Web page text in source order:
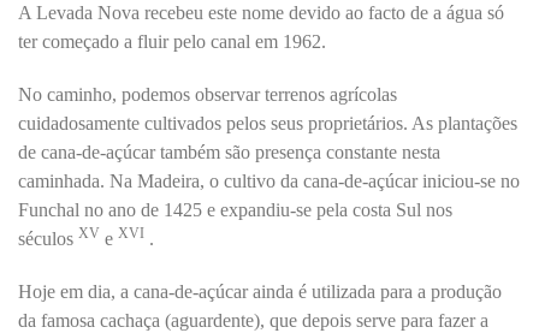
A Levada Nova recebeu este nome devido ao facto de a água só
ter começado a fluir pelo canal em 1962.
No caminho, podemos observar terrenos agrícolas
cuidadosamente cultivados pelos seus proprietários. As plantações
de cana-de-açúcar também são presença constante nesta
caminhada. Na Madeira, o cultivo da cana-de-açúcar iniciou-se no
Funchal no ano de 1425 e expandiu-se pela costa Sul nos
séculos XV e XVI .
Hoje em dia, a cana-de-açúcar ainda é utilizada para a produção
da famosa cachaça (aguardente), que depois serve para fazer a